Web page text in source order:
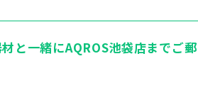
と一緒にAQROS池袋店までご郵